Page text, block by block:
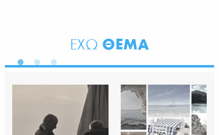
ΕΧΩ ΘΕΜΑ